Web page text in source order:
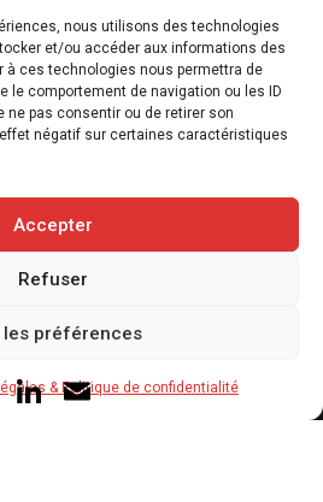
nous utilisons des technologies
et/ou accéder aux informations des
à ces technologies nous permettra de
le comportement de navigation ou les ID
ne pas consentir ou de retirer son
négatif sur certaines caractéristiques
Accepter
Refuser
les préférences
& Politique de confidentialité
dénonce le recours à
» sur des animaux
de l’incendie
de confidentialité
Cookies
TwitterLinkedInEmail